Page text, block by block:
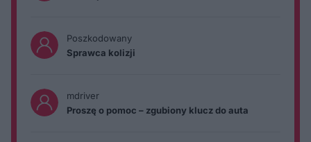
Poszkodowany
Sprawca kolizji
mdriver
Proszę o pomoc – zgubiony klucz do auta